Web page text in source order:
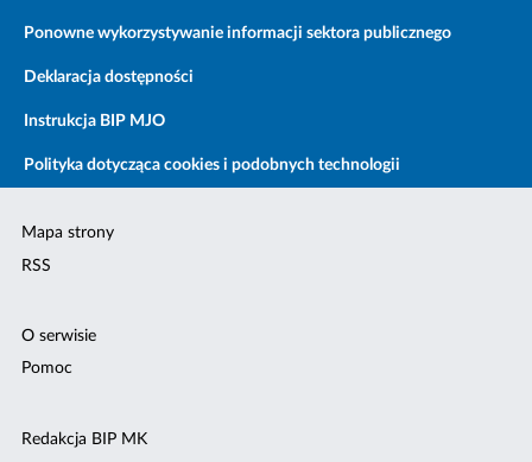
Ponowne wykorzystywanie informacji sektora publicznego
Deklaracja dostępności
Instrukcja BIP MJO
Polityka dotycząca cookies i podobnych technologii
Mapa strony
RSS
O serwisie
Pomoc
Redakcja BIP MK